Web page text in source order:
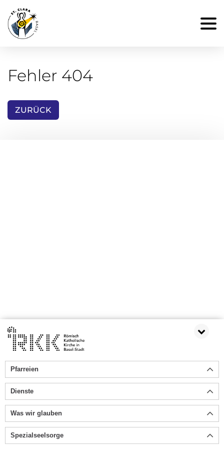
Fehler 404
ZURÜCK
Pfarreien
Dienste
Was wir glauben
Spezialseelsorge